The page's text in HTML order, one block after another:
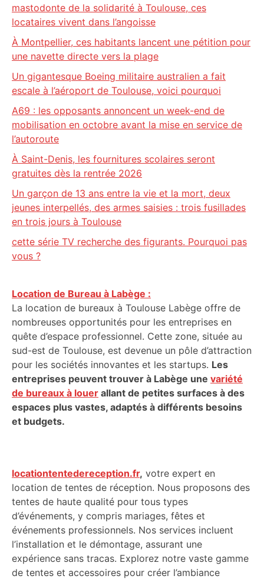
mastodonte de la solidarité à Toulouse, ces
locataires vivent dans l’angoisse
À Montpellier, ces habitants lancent une pétition pour
une navette directe vers la plage
Un gigantesque Boeing militaire australien a fait
escale à l’aéroport de Toulouse, voici pourquoi
A69 : les opposants annoncent un week-end de
mobilisation en octobre avant la mise en service de
l’autoroute
À Saint-Denis, les fournitures scolaires seront
gratuites dès la rentrée 2026
Un garçon de 13 ans entre la vie et la mort, deux
jeunes interpellés, des armes saisies : trois fusillades
en trois jours à Toulouse
cette série TV recherche des figurants. Pourquoi pas
vous ?
Location de Bureau à Labège :
La location de bureaux à Toulouse Labège offre de
nombreuses opportunités pour les entreprises en
quête d’espace professionnel. Cette zone, située au
sud-est de Toulouse, est devenue un pôle d’attraction
pour les sociétés innovantes et les startups. Les
entreprises peuvent trouver à Labège une variété
de bureaux à louer allant de petites surfaces à des
espaces plus vastes, adaptés à différents besoins
et budgets.
locationtentedereception.fr, votre expert en
location de tentes de réception. Nous proposons des
tentes de haute qualité pour tous types
d’événements, y compris mariages, fêtes et
événements professionnels. Nos services incluent
l’installation et le démontage, assurant une
expérience sans tracas. Explorez notre vaste gamme
de tentes et accessoires pour créer l’ambiance